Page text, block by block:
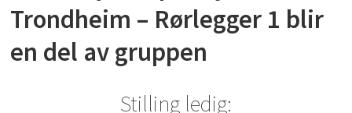
Trondheim – Rørlegger 1 blir
en del av gruppen
Stilling ledig: